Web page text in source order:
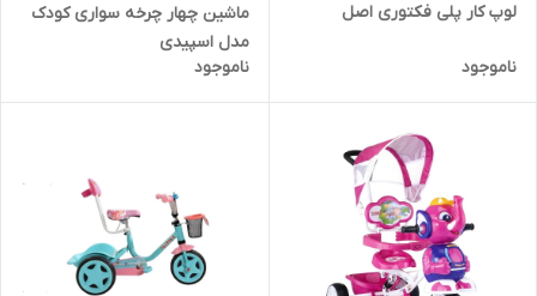
لوپ کار پلی فکتوری اصل
ناموجود
ماشین چهار چرخه سواری کودک
مدل اسپیدی
ناموجود